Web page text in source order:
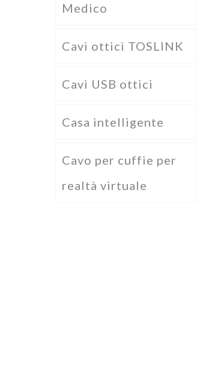
Medico
Cavi ottici TOSLINK
Cavi USB ottici
Casa intelligente
Cavo per cuffie per
realtà virtuale